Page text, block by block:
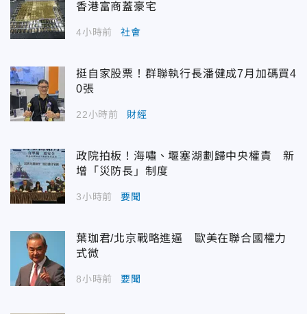
香港富商蓋豪宅
4小時前 社會
挺自家股票！群聯執行長潘健成7月加碼買4
0張
22小時前 財經
政院拍板！海嘯、堰塞湖劃歸中央權責 新
增「災防長」制度
3小時前 要聞
葉珈君/北京戰略進逼 歐美在聯合國權力
式微
8小時前 要聞